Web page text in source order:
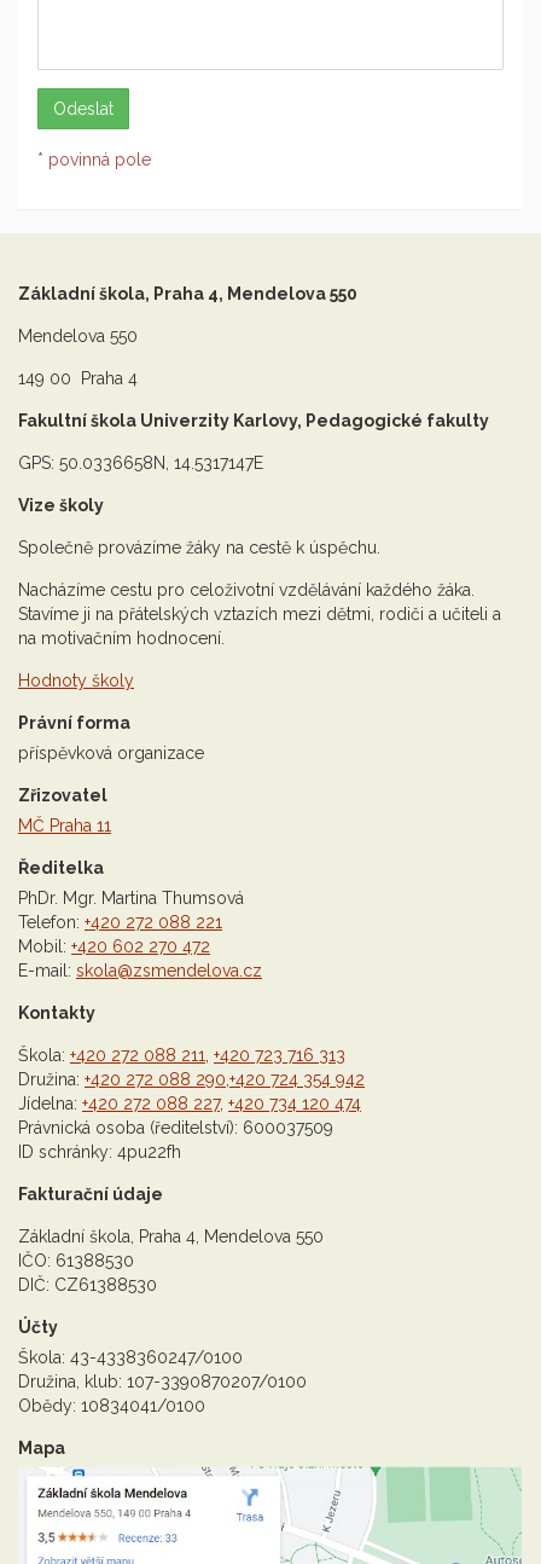
* povinná pole
Základní škola, Praha 4, Mendelova 550
Mendelova 550
149 00 Praha 4
Fakultní škola Univerzity Karlovy, Pedagogické fakulty
GPS: 50.0336658N, 14.5317147E
Vize školy
Společně provázíme žáky na cestě k úspěchu.
Nacházíme cestu pro celoživotní vzdělávání každého žáka.
Stavíme ji na přátelských vztazích mezi dětmi, rodiči a učiteli a
na motivačním hodnocení.
Hodnoty školy
Právní forma
příspěvková organizace
Zřizovatel
MČ Praha 11
Ředitelka
PhDr. Mgr. Martina Thumsová
Telefon: +420 272 088 221
Mobil: +420 602 270 472
E-mail: skola@zsmendelova.cz
Kontakty
Škola: +420 272 088 211 +420 723 716 313
Družina: +420 272 088 290 +420 724 354 942
Jídelna: +420 272 088 227, +420 734 120 474
Právnická osoba (ředitelství): 600037509
ID schránky: 4pu22fh
Fakturační údaje
Základní škola, Praha 4, Mendelova 550
IČO: 61388530
DIČ: CZ61388530
Účty
Škola: 43-4338360247/0100
Družina, klub: 107-3390870207/0100
Obědy: 10834041/0100
Mapa